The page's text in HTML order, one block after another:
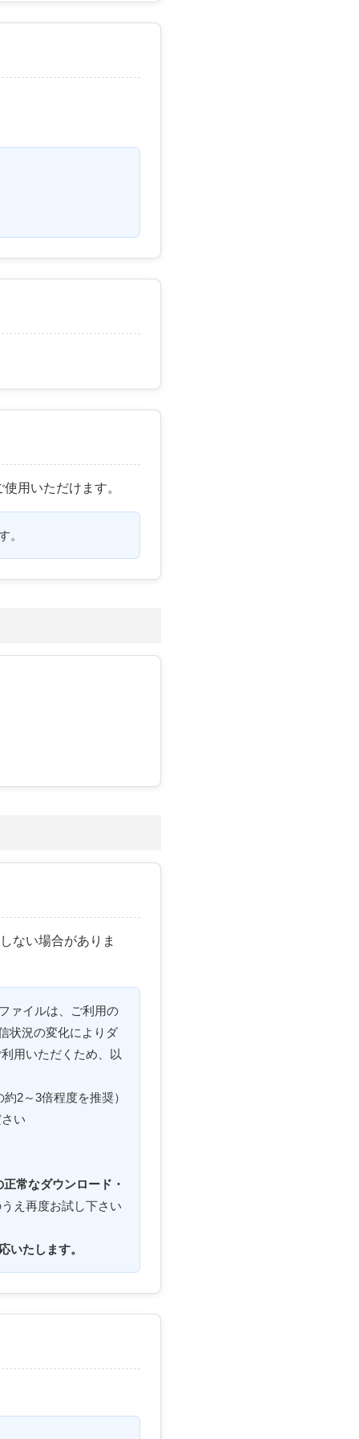
用いただけます。
。
ない場合がありま
ァイルは、ご利用の
状況の変化によりダ
用いただくため、以
2～3倍程度を推奨）
い
常なダウンロード・
え再度お試し下さい
いたします。